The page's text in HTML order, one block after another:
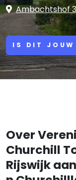
Ambachtshof
IS DIT JOUW
Over
Churchill
Rijswijk